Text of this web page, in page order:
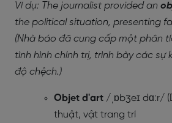
Ví dụ: The journalist provided an
the political situation, presenting
(Nhà báo đã cung cấp một phân
tình hình chính trị, trình bày các sự
độ chệch.)
Objet d'art /ˌɒbʒeɪ dɑːr/
thuật, vật trang trí